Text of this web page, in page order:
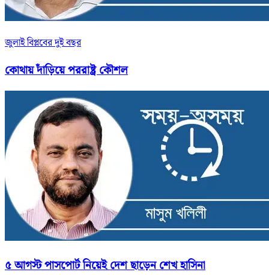
জুলাই বিপ্লবের দুই বছর
কোথায় দাঁড়িয়ে পররাষ্ট্র কৌশল
৫ আগস্ট পাসপোর্ট নিয়েই দেশ ছাড়েন শেখ হাসিনা